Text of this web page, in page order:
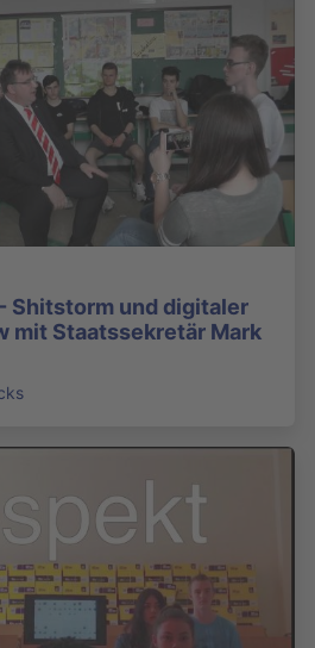
Shitstorm und digitaler
mit Staatssekretär Mark